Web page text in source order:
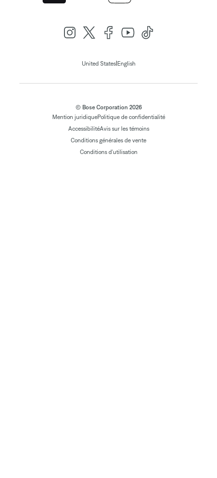
United States| English
© Bose Corporation 2026
Mention juridiquePolitique de confidentialité
AccessibilitéAvis sur les témoins
Conditions générales de vente
Conditions d'utilisation